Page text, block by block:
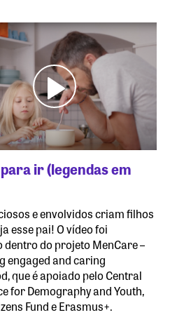
ir (legendas em
e envolvidos criam filhos
esse pai! O vídeo foi
dentro do projeto MenCare –
engaged and caring
que é apoiado pelo Central
for Demography and Youth,
Fund e Erasmus+.